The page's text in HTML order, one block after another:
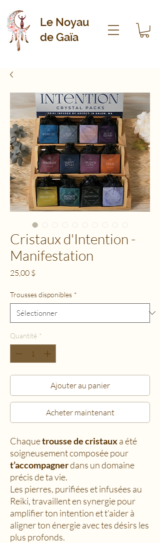
Le Noyau
de Gaïa
Cristaux d'Intention -
Manifestation
25,00 $Prix
Trousses disponibles *
Quantité *
Ajouter au panier
Acheter maintenant
Chaquetrousse de cristauxa été
soigneusement composée pour
t’accompagnerdans un domaine
précis de ta vie.
Les pierres, purifiées et infusées au
Reiki, travaillent en synergie pour
amplifier ton intention et t’aider à
aligner ton énergie avec tes désirs les
plus profonds.